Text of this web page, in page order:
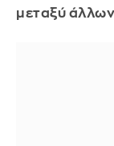
μεταξύ